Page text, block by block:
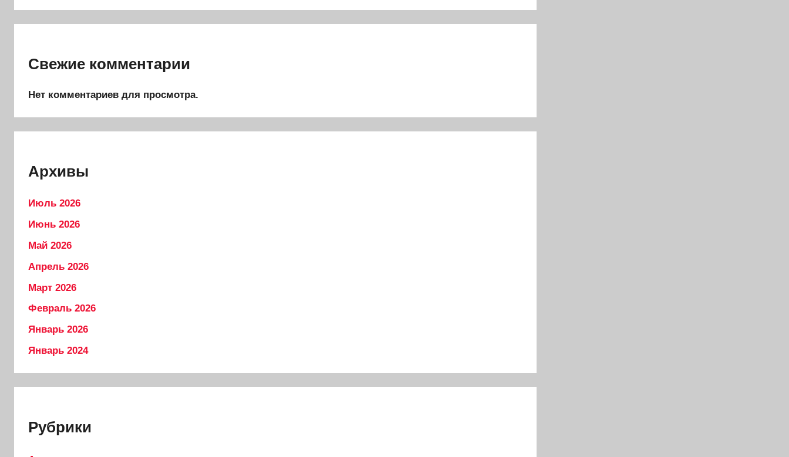
Свежие комментарии
Нет комментариев для просмотра.
Архивы
Июль 2026
Июнь 2026
Май 2026
Апрель 2026
Март 2026
Февраль 2026
Январь 2026
Январь 2024
Рубрики